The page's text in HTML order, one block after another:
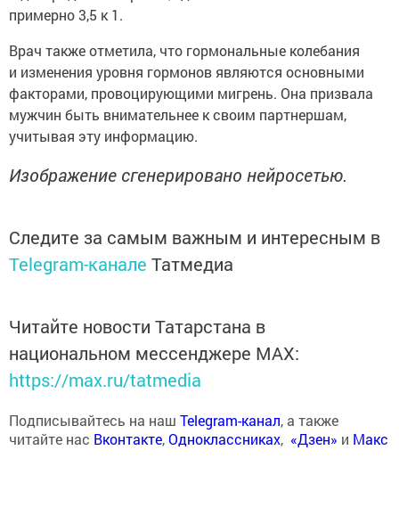
примерно 3,5 к 1.
Врач также отметила, что гормональные колебания
и изменения уровня гормонов являются основными
факторами, провоцирующими мигрень. Она призвала
мужчин быть внимательнее к своим партнершам,
учитывая эту информацию.
Изображение сгенерировано нейросетью.
Следите за самым важным и интересным в
Telegram-канале Татмедиа
Читайте новости Татарстана в
национальном мессенджере MАХ:
https://max.ru/tatmedia
Подписывайтесь на наш Telegram-канал, а также
читайте нас Вконтакте,Одноклассниках, «Дзен» и Макс